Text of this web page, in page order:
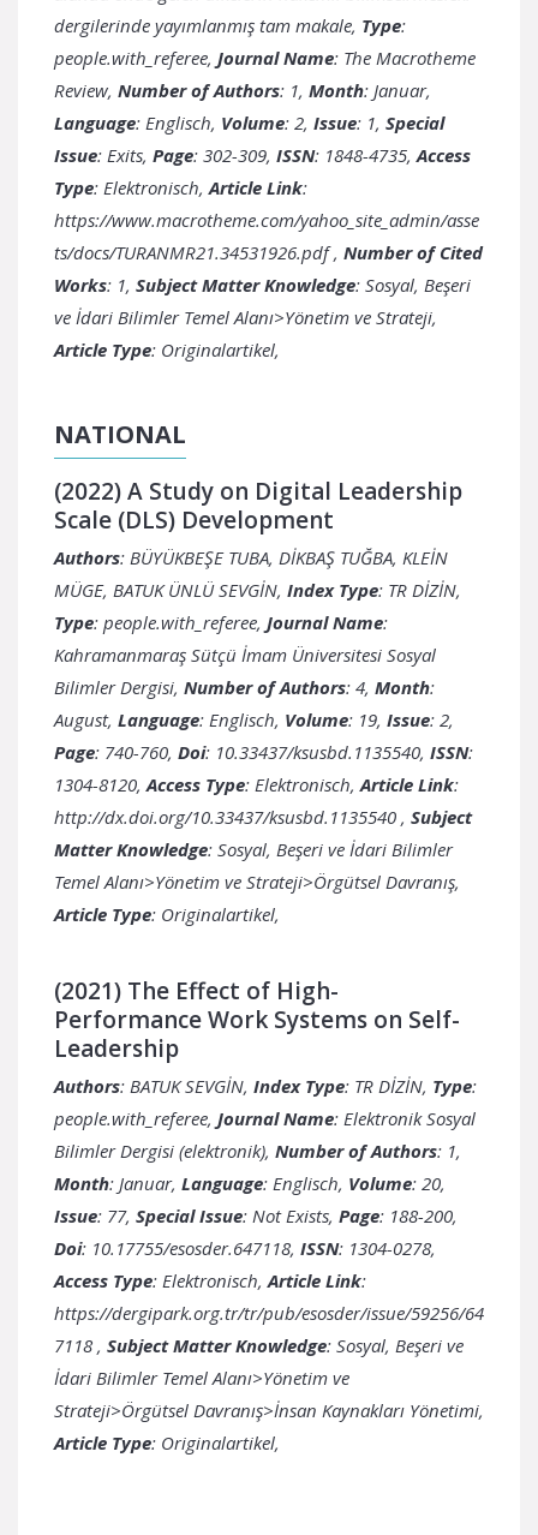
dergilerinde yayımlanmış tam makale, Type:
people.with_referee, Journal Name: The Macrotheme
Review, Number of Authors: 1, Month: Januar,
Language: Englisch, Volume: 2, Issue: 1, Special
Issue: Exits, Page: 302-309, ISSN: 1848-4735, Access
Type: Elektronisch, Article Link:
https://www.macrotheme.com/yahoo_site_admin/asse
ts/docs/TURANMR21.34531926.pdf, Number of Cited
Works: 1, Subject Matter Knowledge: Sosyal, Beşeri
ve İdari Bilimler Temel Alanı>Yönetim ve Strateji,
Article Type: Originalartikel,
NATIONAL
(2022) A Study on Digital Leadership
Scale (DLS) Development
Authors: BÜYÜKBEŞE TUBA, DİKBAŞ TUĞBA, KLEİN
MÜGE, BATUK ÜNLÜ SEVGİN, Index Type: TR DİZİN,
Type: people.with_referee, Journal Name:
Kahramanmaraş Sütçü İmam Üniversitesi Sosyal
Bilimler Dergisi, Number of Authors: 4, Month:
August, Language: Englisch, Volume: 19, Issue: 2,
Page: 740-760, Doi: 10.33437/ksusbd.1135540, ISSN:
1304-8120, Access Type: Elektronisch, Article Link:
http://dx.doi.org/10.33437/ksusbd.1135540 , Subject
Matter Knowledge: Sosyal, Beşeri ve İdari Bilimler
Temel Alanı>Yönetim ve Strateji>Örgütsel Davranış,
Article Type: Originalartikel,
(2021) The Effect of High-
Performance Work Systems on Self-
Leadership
Authors: BATUK SEVGİN, Index Type: TR DİZİN, Type:
people.with_referee, Journal Name: Elektronik Sosyal
Bilimler Dergisi (elektronik), Number of Authors: 1,
Month: Januar, Language: Englisch, Volume: 20,
Issue: 77, Special Issue: Not Exists, Page: 188-200,
Doi: 10.17755/esosder.647118, ISSN: 1304-0278,
Access Type: Elektronisch, Article Link:
https://dergipark.org.tr/tr/pub/esosder/issue/59256/64
7118 , Subject Matter Knowledge: Sosyal, Beşeri ve
İdari Bilimler Temel Alanı>Yönetim ve
Strateji>Örgütsel Davranış>İnsan Kaynakları Yönetimi,
Article Type: Originalartikel,